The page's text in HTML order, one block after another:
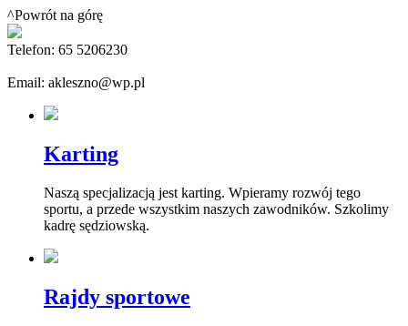
^Powrót na górę
Telefon: 65 5206230
Email: akleszno@wp.pl
Karting
Naszą specjalizacją jest karting. Wpieramy rozwój tego
sportu, a przede wszystkim naszych zawodników. Szkolimy
kadrę sędziowską.
Rajdy sportowe